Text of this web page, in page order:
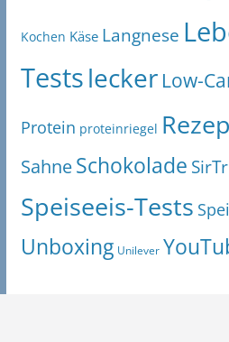
Kochen Käse Langnese
Testslecker Low-
Protein proteinriegel
SahneSchokolade
Speiseeis-Tests
Unboxing Unilever